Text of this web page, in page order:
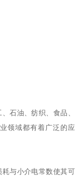
石油、纺织、食品、
领域都有着广泛的应
与小介电常数使其可